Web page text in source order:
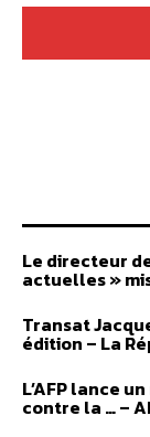
Le directeur
actuelles »
Transat
édition – La
L’AFP lance
contre la … –